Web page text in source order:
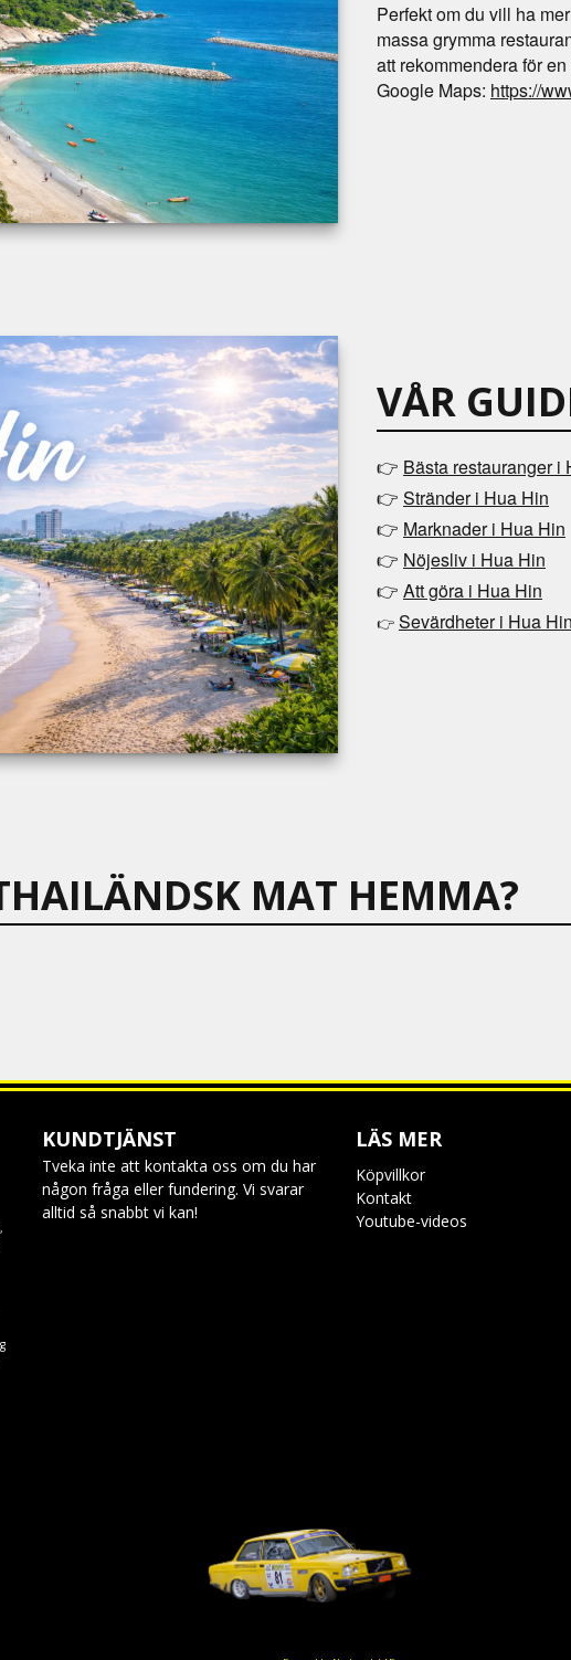
Perfekt om du vill ha
massa grymma
att rekommendera för
Google Maps: https://
VÅR
👉 Bästa restauranger i
👉 Stränder i Hua Hin
👉 Marknader i Hua Hin
👉 Nöjesliv i Hua Hin
👉 Att göra i Hua Hin
👉 Sevärdheter i Hua Hin
MAT HEMMA?
,
KUNDTJÄNST
Tveka inte att kontakta oss om du har
någon fråga eller fundering. Vi svarar
alltid så snabbt vi kan!
LÄS MER
Köpvillkor
Kontakt
Youtube-videos